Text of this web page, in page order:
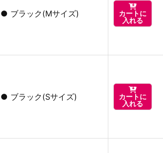
● ブラック(Mサイズ)

カートに
入れる
● ブラック(Sサイズ)

カートに
入れる